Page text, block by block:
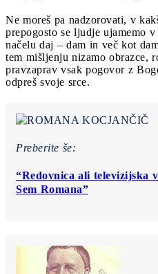
Ne moreš pa nadzorovati, v
prepogosto se ljudje ujamemo
načelu daj ‒ dam in več kot
tem mišljenju nizamo obrazce,
pravzaprav vsak pogovor z
odpreš svoje srce.
Preberite še:
“Redovnica ali televizijska
Sem Romana”